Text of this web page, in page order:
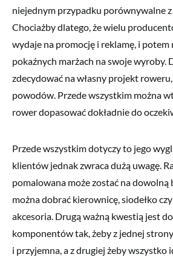
niejednym przypadku porównywalne
Chociażby dlatego, że wielu
wydaje na promocję i reklamę, i potem
pokaźnych marżach na swoje wyroby.
zdecydować na własny projekt
powodów. Przede wszystkim można
rower dopasować dokładnie do
Przede wszystkim dotyczy to jego
klientów jednak zwraca dużą uwagę.
pomalowana może zostać na dowolną
można dobrać kierownicę, siodełko
akcesoria. Drugą ważną kwestią jest
komponentów tak, żeby z jednej
i przyjemna, a z drugiej żeby wszystko